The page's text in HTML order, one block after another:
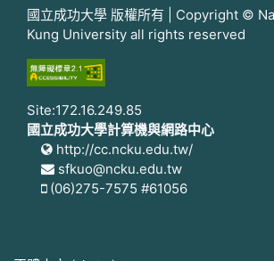
國立成功大學 版權所有 | Copyright ©
Kung University all rights reserved
Site:172.16.249.85
國立成功大學計算機與網路中心
http://cc.ncku.edu.tw/
sfkuo@ncku.edu.tw
(06)275-7575 #61056